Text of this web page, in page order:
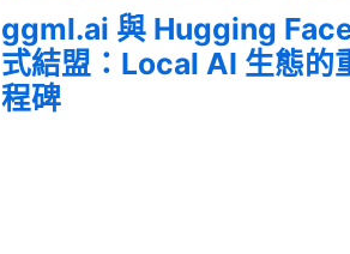
ggml.ai 與 Hugging
式結盟：Local AI 生態的
程碑